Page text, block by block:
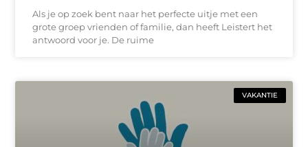
Als je op zoek bent naar het perfecte uitje met een
grote groep vrienden of familie, dan heeft Leistert het
antwoord voor je. De ruime
VAKANTIE